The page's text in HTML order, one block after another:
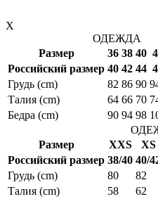
X
ОДЕЖДА
Размер
36 38 40
Российский размер 40 42 44
Грудь (cm)
82 86 90
Талия (cm)
64 66 70
Бедра (cm)
90 94 98
Размер
XXS XS
Российский размер 38/40 40/
Грудь (cm)
80 82
Талия (cm)
58 62